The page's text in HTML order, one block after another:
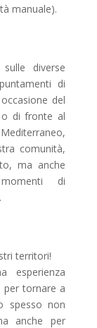
manuale).
diverse
di
del
o di fronte al
comunità,
ma anche
di
territori!
esperienza
per tornare a
spesso non
anche per